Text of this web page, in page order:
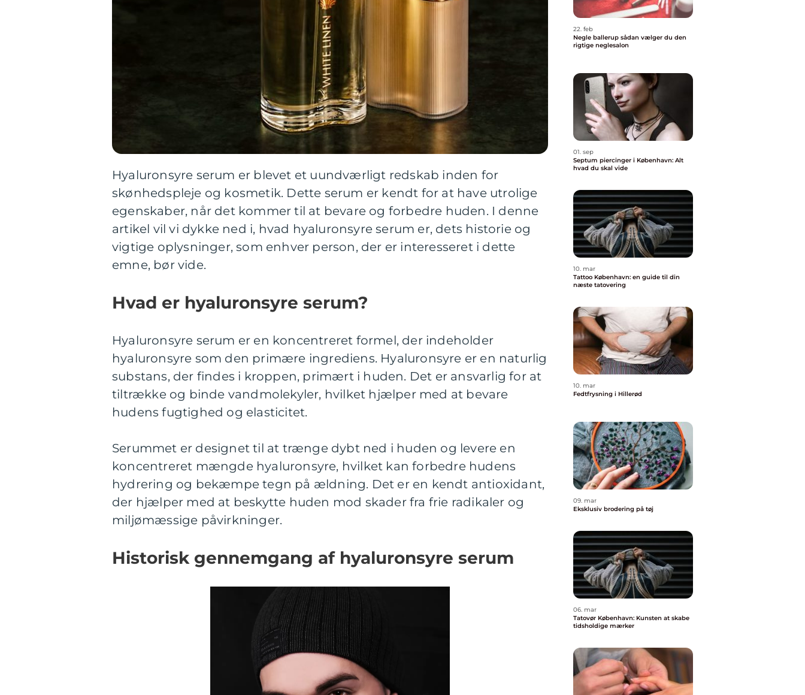
Hyaluronsyre serum er blevet et uundværligt redskab inden for
skønhedspleje og kosmetik. Dette serum er kendt for at have utrolige
egenskaber, når det kommer til at bevare og forbedre huden. I denne
artikel vil vi dykke ned i, hvad hyaluronsyre serum er, dets historie og
vigtige oplysninger, som enhver person, der er interesseret i dette
emne, bør vide.
Hvad er hyaluronsyre serum?
Hyaluronsyre serum er en koncentreret formel, der indeholder
hyaluronsyre som den primære ingrediens. Hyaluronsyre er en naturlig
substans, der findes i kroppen, primært i huden. Det er ansvarlig for at
tiltrække og binde vandmolekyler, hvilket hjælper med at bevare
hudens fugtighed og elasticitet.
Serummet er designet til at trænge dybt ned i huden og levere en
koncentreret mængde hyaluronsyre, hvilket kan forbedre hudens
hydrering og bekæmpe tegn på ældning. Det er en kendt antioxidant,
der hjælper med at beskytte huden mod skader fra frie radikaler og
miljømæssige påvirkninger.
Historisk gennemgang af hyaluronsyre serum
22. feb
Negle ballerup sådan vælger du den
rigtige neglesalon
01. sep
Septum piercinger i København: Alt
hvad du skal vide
10. mar
Tattoo København: en guide til din
næste tatovering
10. mar
Fedtfrysning i Hillerød
09. mar
Eksklusiv brodering på tøj
06. mar
Tatovør København: Kunsten at skabe
tidsholdige mærker